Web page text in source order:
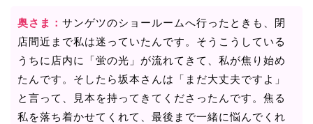
奥さま： サンゲツのショールームへ行ったときも、閉
店間近まで私は迷っていたんです。そうこうしている
うちに店内に「蛍の光」が流れてきて、私が焦り始め
たんです。そしたら坂本さんは「まだ大丈夫ですよ」
と言って、見本を持ってきてくださったんです。焦る
私を落ち着かせてくれて、最後まで一緒に悩んでくれ